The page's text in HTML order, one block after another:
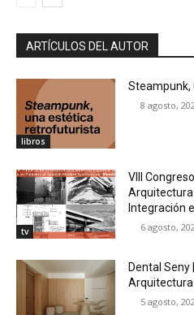
ARTÍCULOS DEL AUTOR
libros
8 agosto,
tv
VIII
Arquitectura
Integración
6 agosto,
Dental Seny
5 agosto,